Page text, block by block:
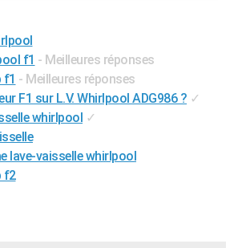
f1 - Meilleures réponses
f1 - Meilleures réponses
F1 sur L.V. Whirlpool ADG986 ? ✓
whirlpool ✓
lave-vaisselle whirlpool
f2